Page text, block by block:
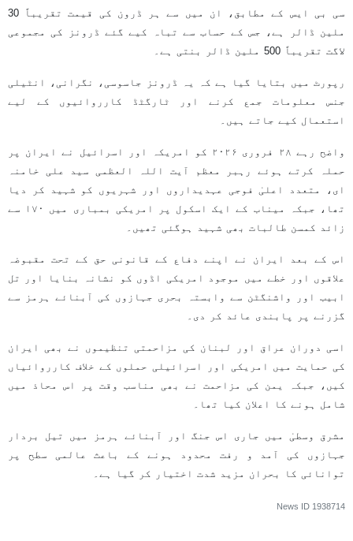
سی بی ایس کے مطابق، ان میں سے ہر ڈرون کی قیمت تقریباً 30
ملین ڈالر ہے، جس کے حساب سے تباہ کیے گئے ڈرونز کی مجموعی
لاگت تقریباً 500 ملین ڈالر بنتی ہے۔
رپورٹ میں بتایا گیا ہے کہ یہ ڈرونز جاسوسی، نگرانی، انٹیلی
جنس معلومات جمع کرنے اور ٹارگٹڈ کارروائیوں کے لیے
استعمال کیے جاتے ہیں۔
واضح رہے ۲۸ فروری ۲۰۲۶ کو امریکہ اور اسرائیل نے ایران پر
حملہ کرتے ہوئے رہبر معظم آیت اللہ العظمی سید علی خامنہ
ای، متعدد اعلیٰ فوجی عہدیداروں اور شہریوں کو شہید کر دیا
تھا، جبکہ میناب کے ایک اسکول پر امریکی بمباری میں ۱۷۰ سے
زائد کمسن طالبات بھی شہید ہوگئی تھیں۔
اس کے بعد ایران نے اپنے دفاع کے قانونی حق کے تحت مقبوضہ
علاقوں اور خطے میں موجود امریکی اڈوں کو نشانہ بنایا اور تل
ابیب اور واشنگٹن سے وابستہ بحری جہازوں کی آبنائے ہرمز سے
گزرنے پر پابندی عائد کر دی۔
اسی دوران عراق اور لبنان کی مزاحمتی تنظیموں نے بھی ایران
کی حمایت میں امریکی اور اسرائیلی حملوں کے خلاف کارروائیاں
کیں، جبکہ یمن کی مزاحمت نے بھی مناسب وقت پر اس محاذ میں
شامل ہونے کا اعلان کیا تھا۔
مشرق وسطیٰ میں جاری اس جنگ اور آبنائے ہرمز میں تیل بردار
جہازوں کی آمد و رفت محدود ہونے کے باعث عالمی سطح پر
توانائی کا بحران مزید شدت اختیار کر گیا ہے۔
News ID 1938714